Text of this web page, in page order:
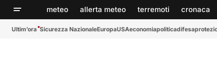
meteo allerta meteo terremoti cronaca
Ultim’ora Sicurezza NazionaleEuropaUSAeconomiapoliticadifesa